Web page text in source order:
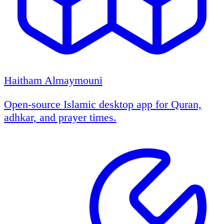
Haitham Almaymouni
Open-source Islamic desktop app for Quran,
adhkar, and prayer times.